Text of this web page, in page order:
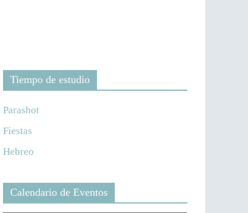
Tiempo de estudio
Parashot
Fiestas
Hebreo
Calendario de Eventos